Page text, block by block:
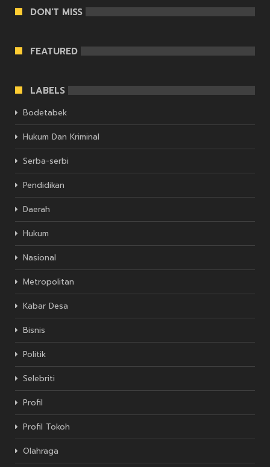
DON'T MISS
FEATURED
LABELS
Bodetabek
Hukum Dan Kriminal
Serba-serbi
Pendidikan
Daerah
Hukum
Nasional
Metropolitan
Kabar Desa
Bisnis
Politik
Selebriti
Profil
Profil Tokoh
Olahraga